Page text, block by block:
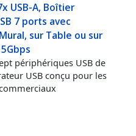
USB-A, Boîtier
7 ports avec
sur Table ou sur
périphériques USB de
USB conçu pour les